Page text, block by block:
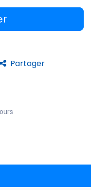
Partager